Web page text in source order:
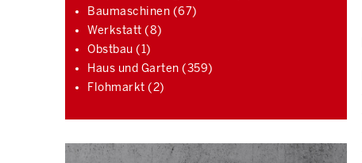
Baumaschinen (67)
Werkstatt (8)
Obstbau (1)
Haus und Garten (359)
Flohmarkt (2)